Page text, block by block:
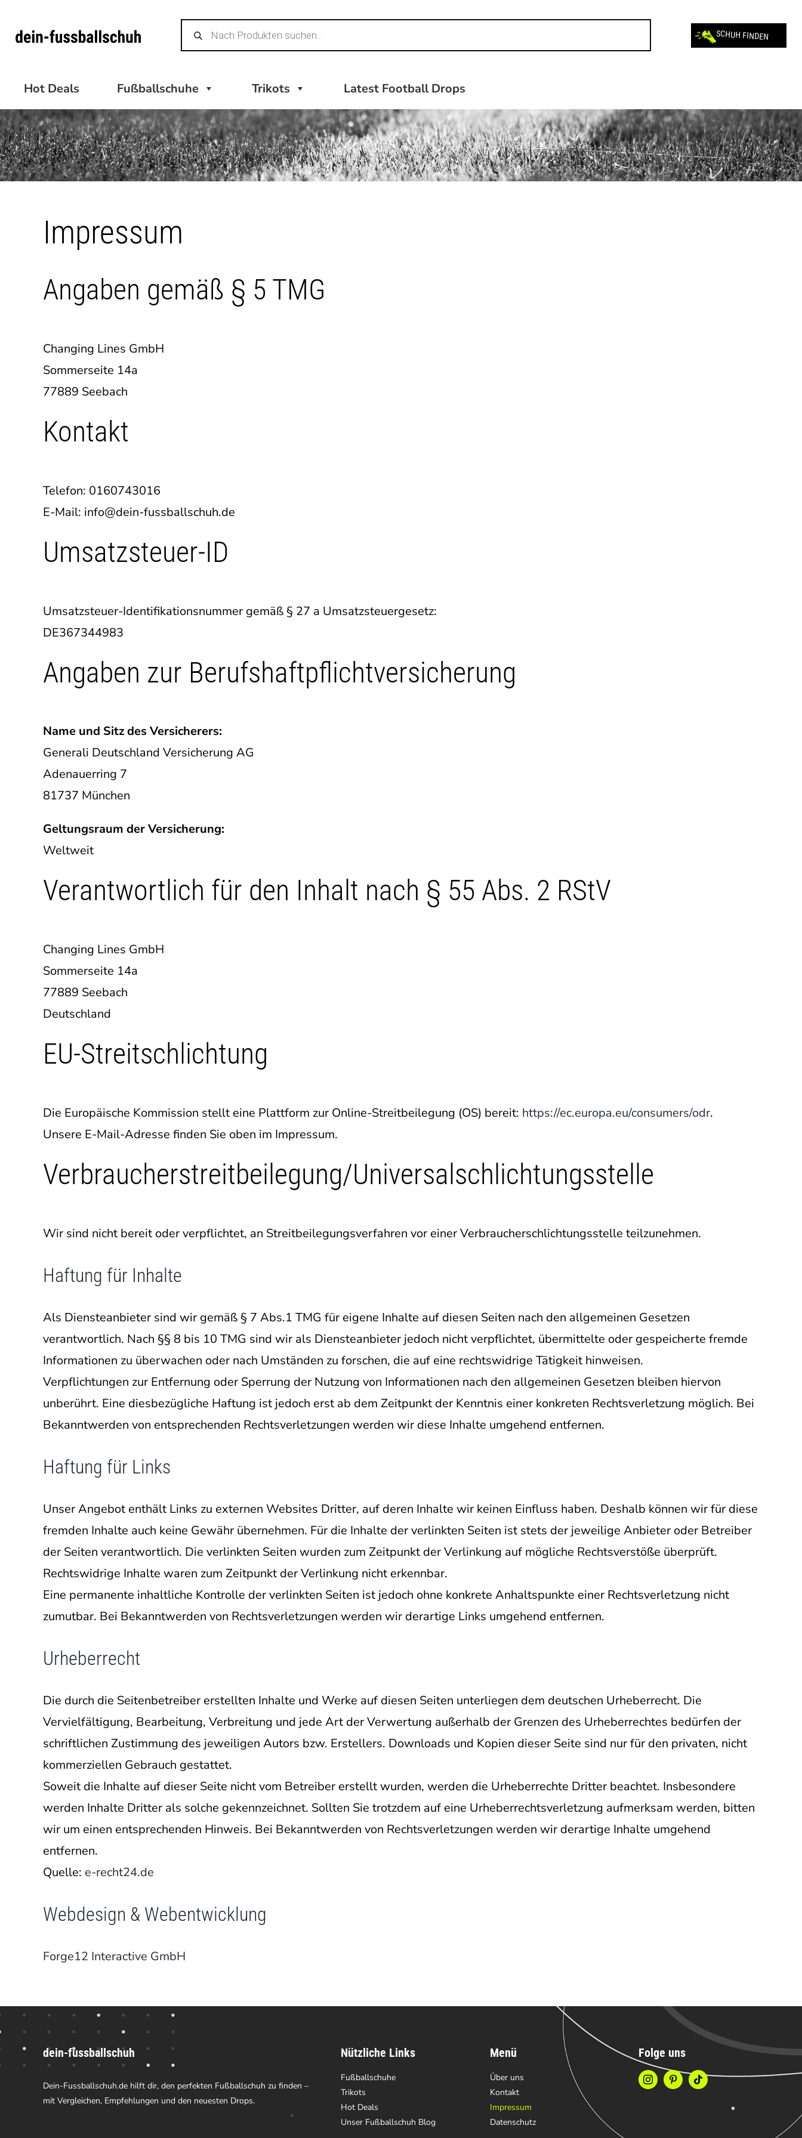
Inhalt
Products
search SCHUH FINDEN
Hot Deals Fußballschuhe Trikots Latest Football Drops
Impressum
Angaben gemäß § 5 TMG
Changing Lines GmbH
Sommerseite 14a
77889 Seebach
Kontakt
Telefon: 0160743016
E-Mail: info@dein-fussballschuh.de
Umsatzsteuer-ID
Umsatzsteuer-Identifikationsnummer gemäß § 27 a Umsatzsteuergesetz:
DE367344983
Angaben zur Berufshaftpflichtversicherung
Name und Sitz des Versicherers:
Generali Deutschland Versicherung AG
Adenauerring 7
81737 München
Geltungsraum der Versicherung:
Weltweit
Verantwortlich für den Inhalt nach § 55 Abs. 2 RStV
Changing Lines GmbH
Sommerseite 14a
77889 Seebach
Deutschland
EU-Streitschlichtung
Die Europäische Kommission stellt eine Plattform zur Online-Streitbeilegung (OS) bereit: https://ec.europa.eu/consumers/odr.
Unsere E-Mail-Adresse finden Sie oben im Impressum.
Verbraucher­streit­beilegung/Universal­schlichtungs­stelle
Wir sind nicht bereit oder verpflichtet, an Streitbeilegungsverfahren vor einer Verbraucherschlichtungsstelle teilzunehmen.
Haftung für Inhalte
Als Diensteanbieter sind wir gemäß § 7 Abs.1 TMG für eigene Inhalte auf diesen Seiten nach den allgemeinen Gesetzen
verantwortlich. Nach §§ 8 bis 10 TMG sind wir als Diensteanbieter jedoch nicht verpflichtet, übermittelte oder gespeicherte fremde
Informationen zu überwachen oder nach Umständen zu forschen, die auf eine rechtswidrige Tätigkeit hinweisen.
Verpflichtungen zur Entfernung oder Sperrung der Nutzung von Informationen nach den allgemeinen Gesetzen bleiben hiervon
unberührt. Eine diesbezügliche Haftung ist jedoch erst ab dem Zeitpunkt der Kenntnis einer konkreten Rechtsverletzung möglich. Bei
Bekanntwerden von entsprechenden Rechtsverletzungen werden wir diese Inhalte umgehend entfernen.
Haftung für Links
Unser Angebot enthält Links zu externen Websites Dritter, auf deren Inhalte wir keinen Einfluss haben. Deshalb können wir für diese
fremden Inhalte auch keine Gewähr übernehmen. Für die Inhalte der verlinkten Seiten ist stets der jeweilige Anbieter oder Betreiber
der Seiten verantwortlich. Die verlinkten Seiten wurden zum Zeitpunkt der Verlinkung auf mögliche Rechtsverstöße überprüft.
Rechtswidrige Inhalte waren zum Zeitpunkt der Verlinkung nicht erkennbar.
Eine permanente inhaltliche Kontrolle der verlinkten Seiten ist jedoch ohne konkrete Anhaltspunkte einer Rechtsverletzung nicht
zumutbar. Bei Bekanntwerden von Rechtsverletzungen werden wir derartige Links umgehend entfernen.
Urheberrecht
Die durch die Seitenbetreiber erstellten Inhalte und Werke auf diesen Seiten unterliegen dem deutschen Urheberrecht. Die
Vervielfältigung, Bearbeitung, Verbreitung und jede Art der Verwertung außerhalb der Grenzen des Urheberrechtes bedürfen der
schriftlichen Zustimmung des jeweiligen Autors bzw. Erstellers. Downloads und Kopien dieser Seite sind nur für den privaten, nicht
kommerziellen Gebrauch gestattet.
Soweit die Inhalte auf dieser Seite nicht vom Betreiber erstellt wurden, werden die Urheberrechte Dritter beachtet. Insbesondere
werden Inhalte Dritter als solche gekennzeichnet. Sollten Sie trotzdem auf eine Urheberrechtsverletzung aufmerksam werden, bitten
wir um einen entsprechenden Hinweis. Bei Bekanntwerden von Rechtsverletzungen werden wir derartige Inhalte umgehend
entfernen.
Quelle: e-recht24.de
Webdesign & Webentwicklung
Forge12 Interactive GmbH
dein-fussballschuh
Dein-Fussballschuh.de hilft dir, den perfekten Fußballschuh zu finden –
mit Vergleichen, Empfehlungen und den neuesten Drops.
Nützliche Links
Fußballschuhe
Trikots
Hot Deals
Unser Fußballschuh Blog
Menü
Über uns
Kontakt
Impressum
Datenschutz
Folge uns